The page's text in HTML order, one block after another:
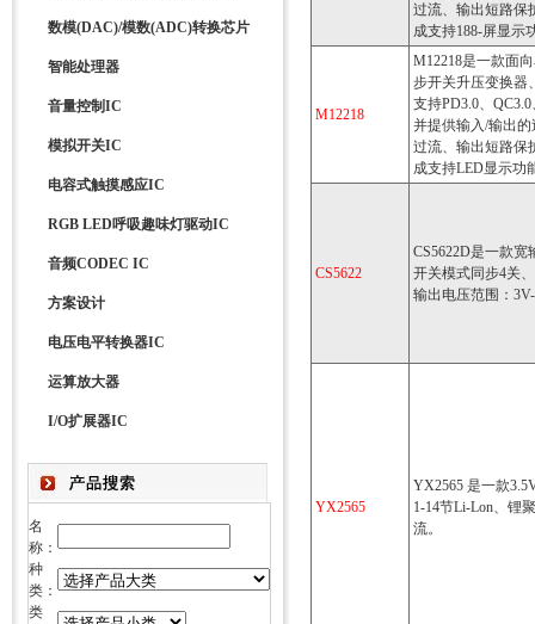
数模(DAC)/模数(ADC)转换芯片
智能处理器
音量控制IC
模拟开关IC
电容式触摸感应IC
RGB LED呼吸趣味灯驱动IC
音频CODEC IC
方案设计
电压电平转换器IC
运算放大器
I/O扩展器IC
名
称：
种
类：
类
过流、输出短路保
成支持188-屏显示
M12218
M12218是一款面
步开关升压变换器
支持PD3.0、
并提供输入/输出
过流、输出短路保
成支持LED显示功
CS5622
CS5622D是一款
开关模式同步4关
输出电压范围：
YX2565
YX2565 是一款
1-14节Li-Lon、锂
流。